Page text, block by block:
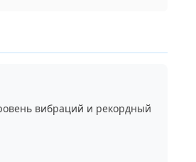
вибраций и рекордный